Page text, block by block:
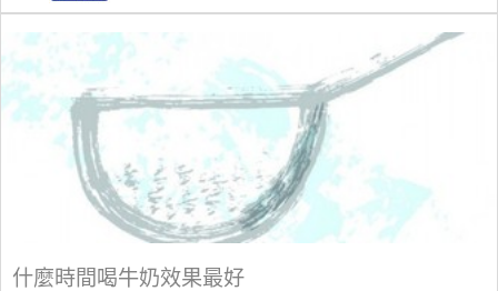
什麼時間喝牛奶效果最好